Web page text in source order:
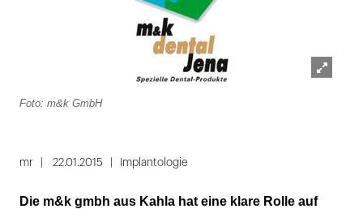
Foto: m&k GmbH
mr 22.01.2015 Implantologie
Die m&k gmbh aus Kahla hat eine klare Rolle auf